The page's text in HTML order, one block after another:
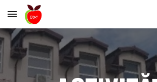
Skip to main content